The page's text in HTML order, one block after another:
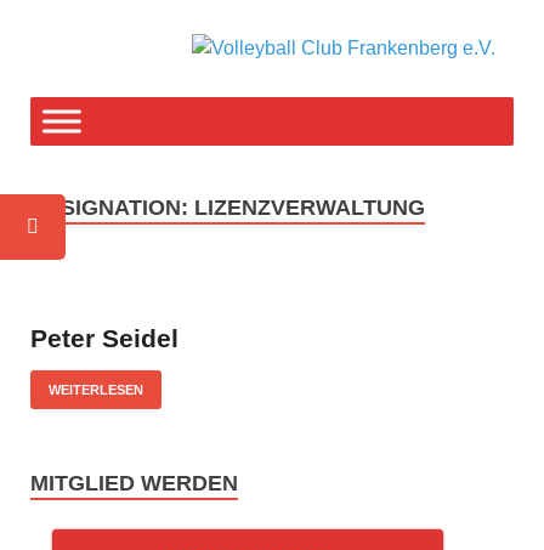
DESIGNATION: LIZENZVERWALTUNG
Peter Seidel
WEITERLESEN
MITGLIED WERDEN